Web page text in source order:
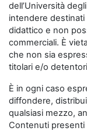
dell’Università
intendere
didattico e non
commerciali. È
che non sia
titolari e/o
È in ogni caso
diffondere,
qualsiasi mezzo,
Contenuti